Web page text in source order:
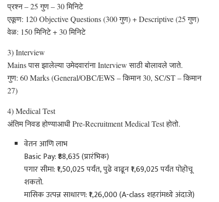
प्रश्न – 25 गुण – 30 मिनिटे
एकूण: 120 Objective Questions (300 गुण) + Descriptive (25 गुण)
वेळ: 150 मिनिटे + 30 मिनिटे
3) Interview
Mains पास झालेल्या उमेदवारांना Interview साठी बोलावले जाते.
गुण: 60 Marks (General/OBC/EWS – किमान 30, SC/ST – किमान
27)
4) Medical Test
अंतिम निवड होण्याआधी Pre-Recruitment Medical Test होतो.
वेतन आणि लाभ
Basic Pay: ₹88,635 (प्रारंभिक)
पगार सीमा: ₹1,50,025 पर्यंत, पुढे वाढून ₹1,69,025 पर्यंत पोहोचू
शकतो.
मासिक उत्पन्न साधारण: ₹1,26,000 (A-class शहरांमध्ये अंदाजे)